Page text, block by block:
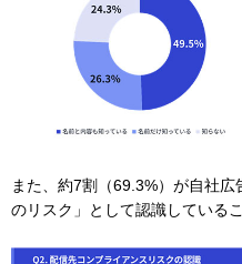
また、約7割（69.3%）が自社
のリスク」として認識している